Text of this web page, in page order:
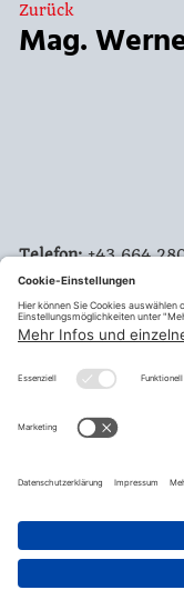
Zurück
Mag.
Telefon:+43 664
Mobil:
Email:
Mitglied
Vorsitzender
© Fraktion